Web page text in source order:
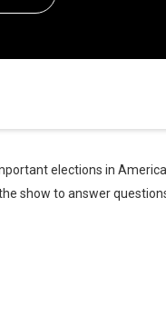
elections in
show to answer